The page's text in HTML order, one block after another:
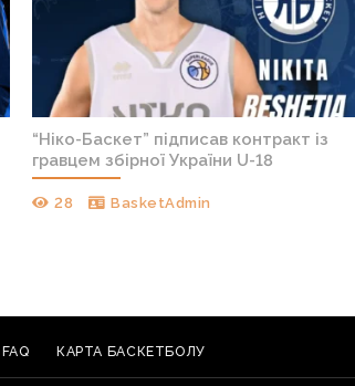
“Ніко-Баскет” підписав контракт із
гравцем збірної України U-18
28 BasketAdmin
FAQ КАРТА БАСКЕТБОЛУ